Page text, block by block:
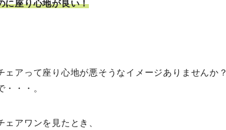
に座り心地が良い！
ェアって座り心地が悪そうなイメージありませんか
・・・。
ェアワンを見たとき、